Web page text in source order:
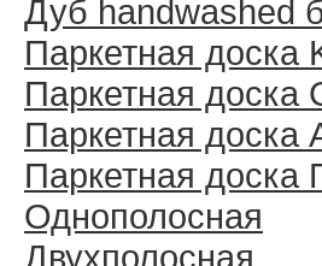
Дуб handwashed
Паркетная доска
Паркетная доска
Паркетная доска
Паркетная доска
Однополосная
Двухполосная